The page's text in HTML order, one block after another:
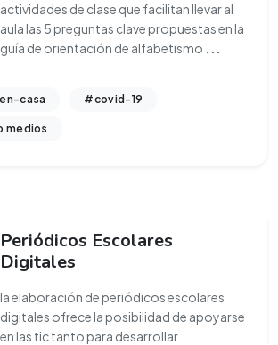
actividades de clase que facilitan llevar al
aula las 5 preguntas clave propuestas en la
guía de orientación de alfabetismo ...
casa #covid-19
medios
Periódicos Escolares
Digitales
la elaboración de periódicos escolares
digitales ofrece la posibilidad de apoyarse
en las tic tanto para desarrollar